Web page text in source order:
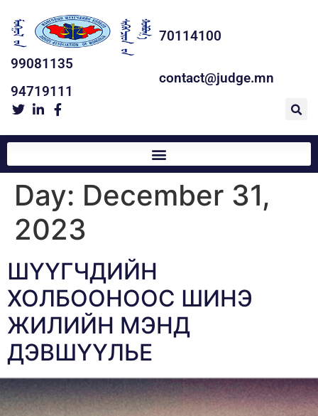
70114100
99081135
94719111
contact@judge.mn
Day: December 31,
2023
ШҮҮГЧДИЙН
ХОЛБООНООС ШИНЭ
ЖИЛИЙН МЭНД
ДЭВШҮҮЛЬЕ